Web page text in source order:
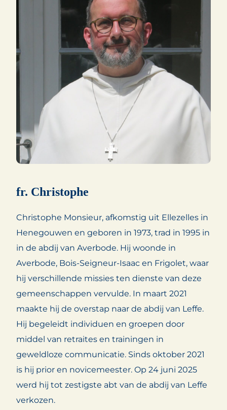
fr. Christophe
Christophe Monsieur, afkomstig uit Ellezelles in
Henegouwen en geboren in 1973, trad in 1995 in
in de abdij van Averbode. Hij woonde in
Averbode, Bois-Seigneur-Isaac en Frigolet, waar
hij verschillende missies ten dienste van deze
gemeenschappen vervulde. In maart 2021
maakte hij de overstap naar de abdij van Leffe.
Hij begeleidt individuen en groepen door
middel van retraites en trainingen in
geweldloze communicatie. Sinds oktober 2021
is hij prior en novicemeester. Op 24 juni 2025
werd hij tot zestigste abt van de abdij van Leffe
verkozen.